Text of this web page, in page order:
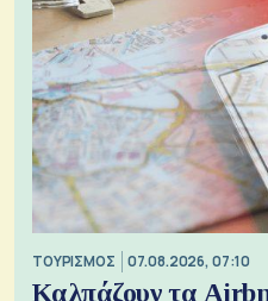
ΤΟΥΡΙΣΜΟΣ 07.08.2026, 07:10
Καλπάζουν τα